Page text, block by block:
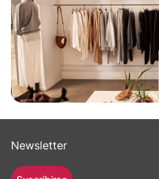
Newsletter